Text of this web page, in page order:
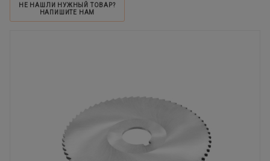
НЕ НАШЛИ НУЖНЫЙ ТОВАР?
НАПИШИТЕ НАМ